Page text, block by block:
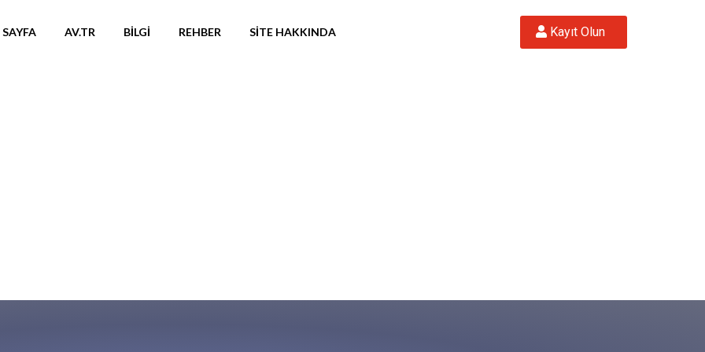
Kayıt Olun
AV.TR BILGI REHBER SITE HAKKINDA